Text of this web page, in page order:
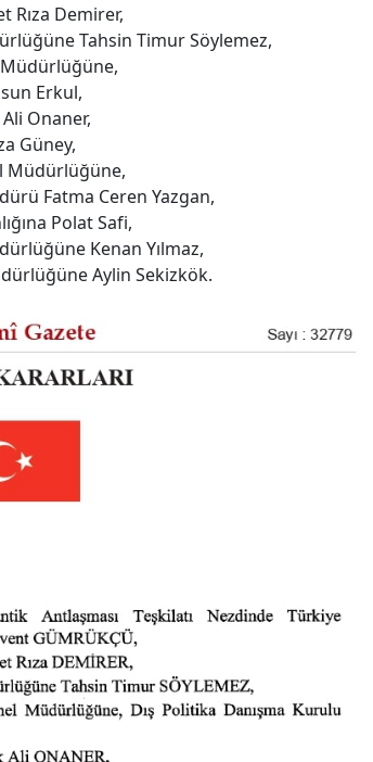
Demirer,
Tahsin Timur Söylemez,
Müdürlüğüne,
Erkul,
Onaner,
Güney,
Müdürlüğüne,
Fatma Ceren Yazgan,
Polat Safi,
Kenan Yılmaz,
Aylin Sekizkök.